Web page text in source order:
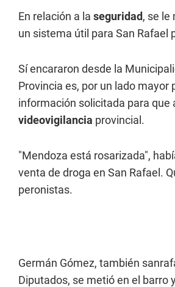
En relación a la seguridad, se le
un sistema útil para San
Sí encararon desde la
Provincia es, por un lado
información solicitada para que
videovigilancia provincial.
"Mendoza está rosarizada",
venta de droga en San Rafael.
peronistas.
Germán Gómez, también
Diputados, se metió en el barro